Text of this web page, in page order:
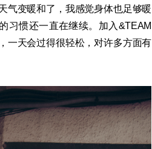
变暖和了，我感觉身体也足够暖
习惯还一直在继续。加入&TEAM
一天会过得很轻松，对许多方面有